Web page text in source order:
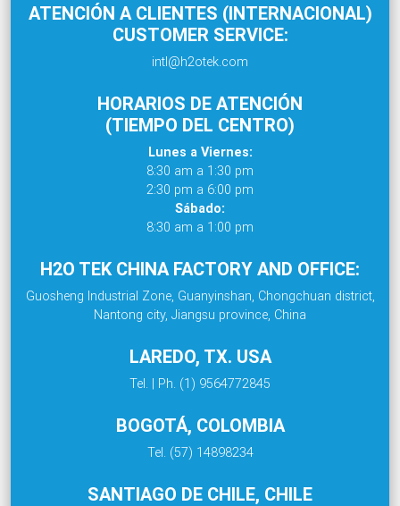
ATENCIÓN A CLIENTES (INTERNACIONAL)
CUSTOMER SERVICE:
intl@h2otek.com
HORARIOS DE ATENCIÓN
(TIEMPO DEL CENTRO)
Lunes a Viernes:
8:30 am a 1:30 pm
2:30 pm a 6:00 pm
Sábado:
8:30 am a 1:00 pm
H2O TEK CHINA FACTORY AND OFFICE:
Guosheng Industrial Zone, Guanyinshan, Chongchuan district,
Nantong city, Jiangsu province, China
LAREDO, TX. USA
Tel. | Ph. (1) 9564772845
BOGOTÁ, COLOMBIA
Tel. (57) 14898234
SANTIAGO DE CHILE, CHILE